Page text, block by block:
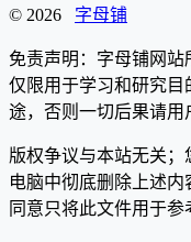
© 2026 字母铺
免责声明：字母铺网站
仅限用于学习和研究目
途，否则一切后果请用
版权争议与本站无关；
电脑中彻底删除上述
同意只将此文件用于参